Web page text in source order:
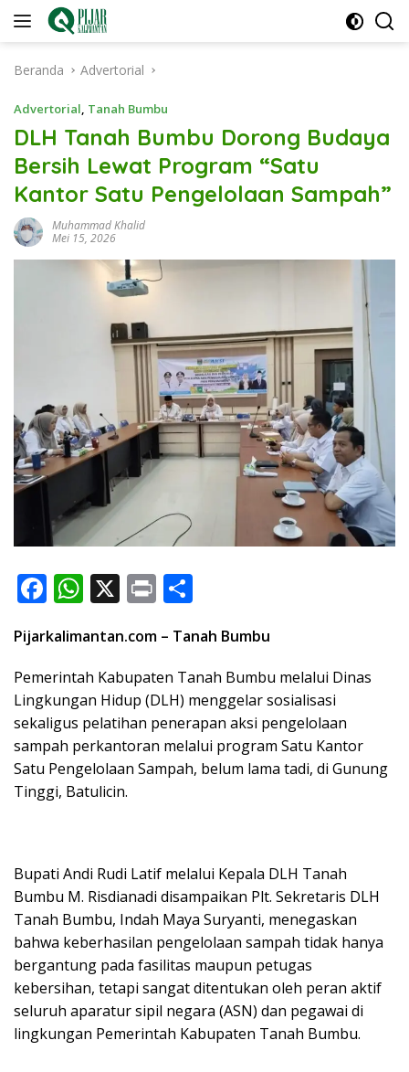
Langsung
Beranda
Advertorial
Advertorial, Tanah Bumbu
DLH Tanah Bumbu Dorong Budaya
Bersih Lewat Program “Satu
Kantor Satu Pengelolaan Sampah”
Muhammad Khalid
Mei 15, 2026
F
ac
e
b
o
o
k
W
h
at
s
A
p
p
X Pr
in
t ar
e
Pijarkalimantan.com – Tanah Bumbu
Pemerintah Kabupaten Tanah Bumbu melalui Dinas
Lingkungan Hidup (DLH) menggelar sosialisasi
sekaligus pelatihan penerapan aksi pengelolaan
sampah perkantoran melalui program Satu Kantor
Satu Pengelolaan Sampah, belum lama tadi, di Gunung
Tinggi, Batulicin.
Bupati Andi Rudi Latif melalui Kepala DLH Tanah
Bumbu M. Risdianadi disampaikan Plt. Sekretaris DLH
Tanah Bumbu, Indah Maya Suryanti, menegaskan
bahwa keberhasilan pengelolaan sampah tidak hanya
bergantung pada fasilitas maupun petugas
kebersihan, tetapi sangat ditentukan oleh peran aktif
seluruh aparatur sipil negara (ASN) dan pegawai di
lingkungan Pemerintah Kabupaten Tanah Bumbu.